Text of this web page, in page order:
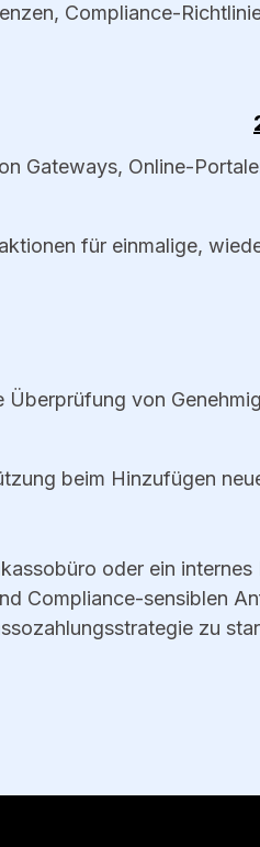
Compliance-
Gateways, Online-
für einmalige,
Überprüfung von
beim Hinzufügen
oder ein
Compliance-sensiblen
zu